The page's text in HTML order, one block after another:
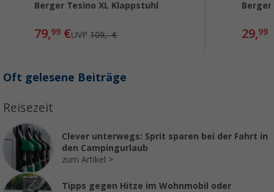
Berger Tesino XL Klappstuhl
79,99 €UVP109,- €
Berger
29,99
Oft gelesene Beiträge
Reisezeit
Clever unterwegs: Sprit sparen bei der Fahrt in
den Campingurlaub
zum Artikel
Tipps gegen Hitze im Wohnmobil oder